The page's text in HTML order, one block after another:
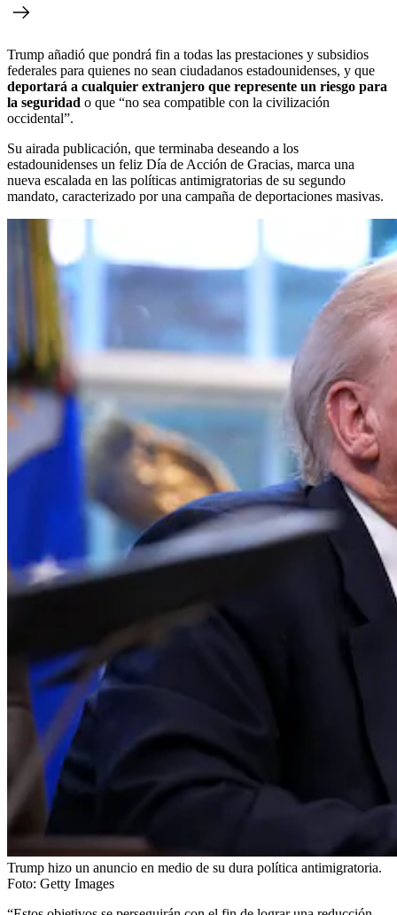
Trump añadió que pondrá fin a todas las prestaciones y subsidios
federales para quienes no sean ciudadanos estadounidenses, y que
deportará a cualquier extranjero que represente un riesgo para
la seguridad o que “no sea compatible con la civilización
occidental”.
Su airada publicación, que terminaba deseando a los
estadounidenses un feliz Día de Acción de Gracias, marca una
nueva escalada en las políticas antimigratorias de su segundo
mandato, caracterizado por una campaña de deportaciones masivas.
Trump hizo un anuncio en medio de su dura política antimigratoria.
Foto: Getty Images